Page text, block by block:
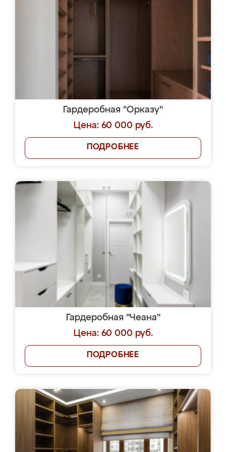
Гардеробная "Орказу"
Цена: 60 000 руб.
ПОДРОБНЕЕ
Гардеробная "Чеана"
Цена: 60 000 руб.
ПОДРОБНЕЕ